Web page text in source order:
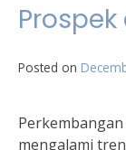
Posted on
mengalami